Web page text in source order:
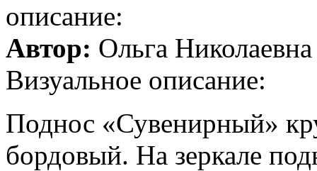
описание:
Автор: Ольга
Визуальное описание:
Поднос «Сувенирный»
бордовый. На зеркале